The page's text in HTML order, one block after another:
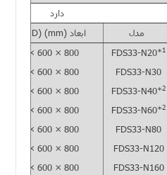
دارد
مدل
ابعاد (mm) (H×W×D)
FDS33-N20*1
FDS33-N30
FDS33-N40*2
FDS33-N60*2
FDS33-N80
FDS33-N120
FDS33-N160
1500 × 600 × 800
1500 × 600 × 800
1500 × 600 × 800
1500 × 600 × 800
1500 × 600 × 800
1500 × 600 × 800
1500 × 600 × 800